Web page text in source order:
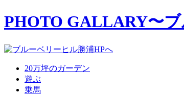
PHOTO GALLARY〜
20万坪のガーデン
遊ぶ
乗馬